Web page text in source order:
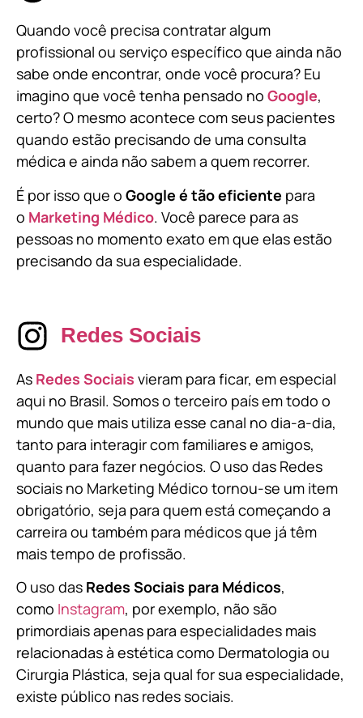
Quando você precisa contratar algum
profissional ou serviço específico que ainda não
sabe onde encontrar, onde você procura? Eu
imagino que você tenha pensado no Google,
certo? O mesmo acontece com seus pacientes
quando estão precisando de uma consulta
médica e ainda não sabem a quem recorrer.
É por isso que o Google é tão eficiente para
o Marketing Médico. Você parece para as
pessoas no momento exato em que elas estão
precisando da sua especialidade.
Redes Sociais
As Redes Sociais vieram para ficar, em especial
aqui no Brasil. Somos o terceiro país em todo o
mundo que mais utiliza esse canal no dia-a-dia,
tanto para interagir com familiares e amigos,
quanto para fazer negócios. O uso das Redes
sociais no Marketing Médico tornou-se um item
obrigatório, seja para quem está começando a
carreira ou também para médicos que já têm
mais tempo de profissão.
O uso das Redes Sociais para Médicos,
como Instagram, por exemplo, não são
primordiais apenas para especialidades mais
relacionadas à estética como Dermatologia ou
Cirurgia Plástica, seja qual for sua especialidade,
existe público nas redes sociais.